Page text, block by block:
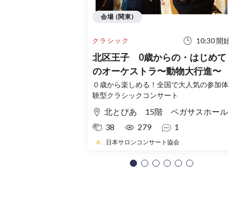
クラシック 10:30 開
北区王子 0歳からの・はじめて
のオーケストラ〜動物大行進〜
０歳から楽しめる！全国で大人気の参加体
験型クラシックコンサート
北とぴあ 15階 ペガサスホール
38
279 1
日本サロンコンサート協会
会場 (関東)